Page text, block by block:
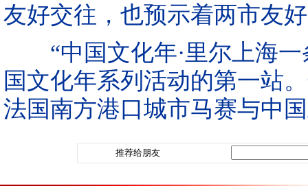
友好交往，也预示着两市友
“中国文化年·里尔上海一
国文化年系列活动的第一站
法国南方港口城市马赛与中
推荐给朋友